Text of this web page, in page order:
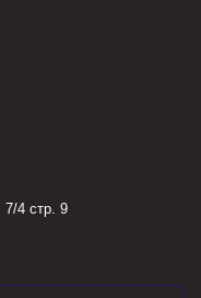
7/4 стр. 9